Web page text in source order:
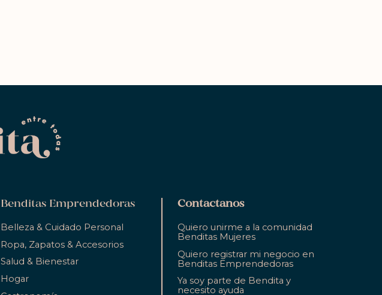
Benditas Emprendedoras
Belleza & Cuidado Personal
Ropa, Zapatos & Accesorios
Salud & Bienestar
Hogar
Contactanos
Quiero unirme a la comunidad
Benditas Mujeres
Quiero registrar mi negocio en
Benditas Emprendedoras
Ya soy parte de Bendita y
necesito ayuda